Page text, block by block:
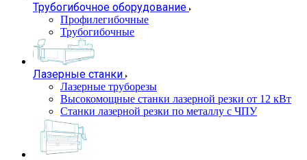
Трубогибочное оборудование
Профилегибочные
Трубогибочные
Лазерные станки
Лазерные труборезы
Высокомощные станки лазерной резки от 12 кВт
Станки лазерной резки по металлу с ЧПУ